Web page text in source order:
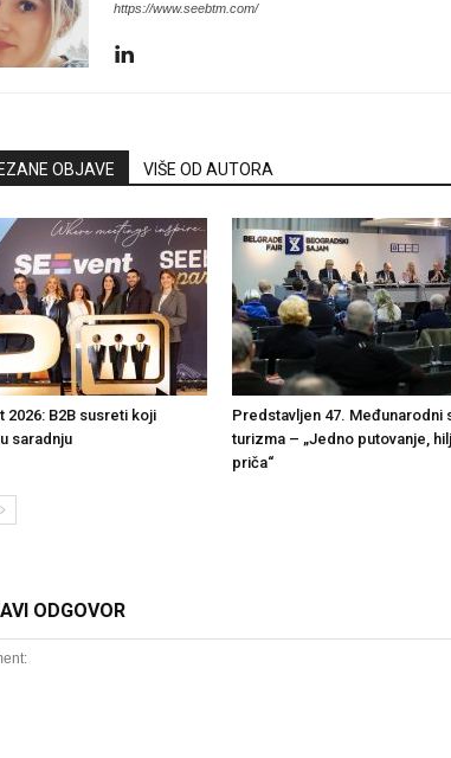
https://www.seebtm.com/
OBJAVE VIŠE OD AUTORA
2026: B2B susreti koji
saradnju
Predstavljen 47. Međunarodni
turizma – „Jedno putovanje,
priča“
ODGOVOR